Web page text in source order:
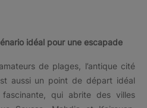
idéal pour une escapade
de plages, l’antique cité
aussi un point de départ idéal
qui abrite des villes